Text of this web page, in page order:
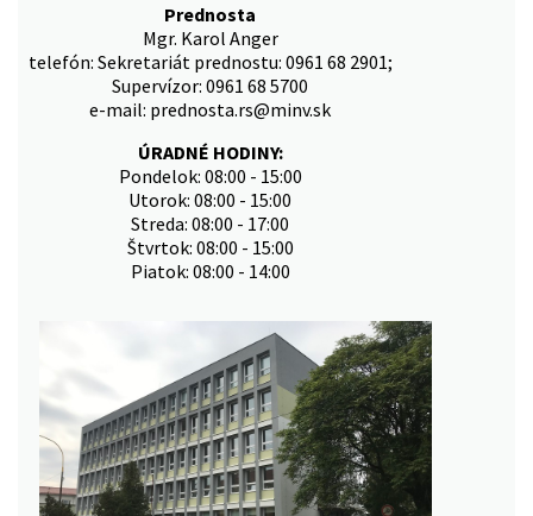
Prednosta
Mgr. Karol Anger
telefón: Sekretariát prednostu: 0961 68 2901;
Supervízor: 0961 68 5700
e-mail: prednosta.rs@minv.sk
ÚRADNÉ HODINY:
Pondelok: 08:00 - 15:00
Utorok: 08:00 - 15:00
Streda: 08:00 - 17:00
Štvrtok: 08:00 - 15:00
Piatok: 08:00 - 14:00